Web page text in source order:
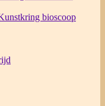
bioscoop